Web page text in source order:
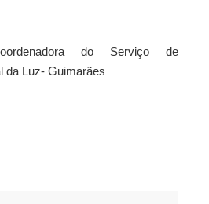
do Serviço de
da Luz- Guimarães